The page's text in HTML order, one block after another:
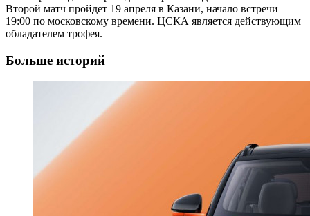
Второй матч пройдет 19 апреля в Казани, начало встречи —
19:00 по московскому времени. ЦСКА является действующим
обладателем трофея.
Больше историй